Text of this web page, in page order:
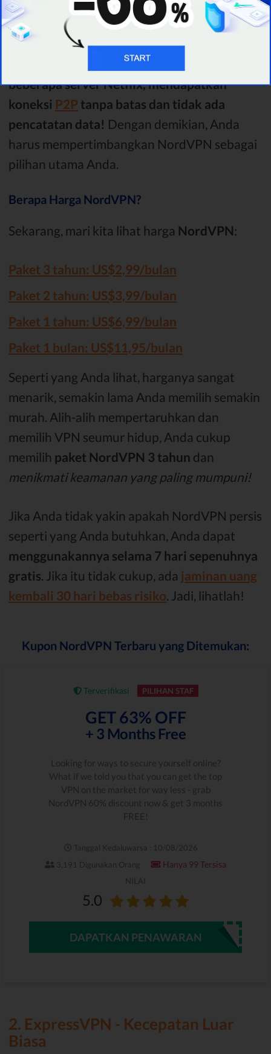
NordVPN kompatibeldenganiOS, Android,
dan Android TV, macOS dan Windows.
Terlebih lagi, Anda dapatmenghubungkan 6
perangkat sekaligus,membuka blokir
beberapa server Netflix, mendapatkan
koneksi P2P tanpa batas dan tidak ada
pencatatan data! Dengan demikian, Anda
harus mempertimbangkan NordVPN sebagai
pilihan utama Anda.
Berapa Harga NordVPN?
Sekarang, mari kita lihat harga NordVPN:
Paket 3 tahun: US$2,99/bulan
Paket 2 tahun: US$3,99/bulan
Paket 1 tahun: US$6,99/bulan
Paket 1 bulan: US$11,95/bulan
Seperti yang Anda lihat, harganya sangat
menarik, semakin lama Anda memilih semakin
murah. Alih-alih mempertaruhkan dan
memilih VPN seumur hidup, Anda cukup
memilih paket NordVPN 3 tahun dan
menikmati keamanan yang paling mumpuni!
Jika Anda tidak yakin apakah NordVPN persis
seperti yang Anda butuhkan, Anda dapat
menggunakannya selama 7 hari sepenuhnya
gratis. Jika itu tidak cukup, ada jaminan uang
kembali 30 hari bebas risiko. Jadi, lihatlah!
Kupon NordVPN Terbaru yang Ditemukan:
Terverifikasi PILIHAN STAF
GET 63% OFF
+ 3 Months Free
Looking for ways to secure yourself online?
What if we told you that you can get the top
VPN on the market for way less - grab
NordVPN 60% discount now & get 3 months
FREE!
Tanggal Kedaluwarsa : 10/08/2026
3,191 Digunakan Orang
Hanya 99 Tersisa
NILAI
5.0
DAPATKAN PENAWARAN
2. ExpressVPN - Kecepatan Luar
Biasa